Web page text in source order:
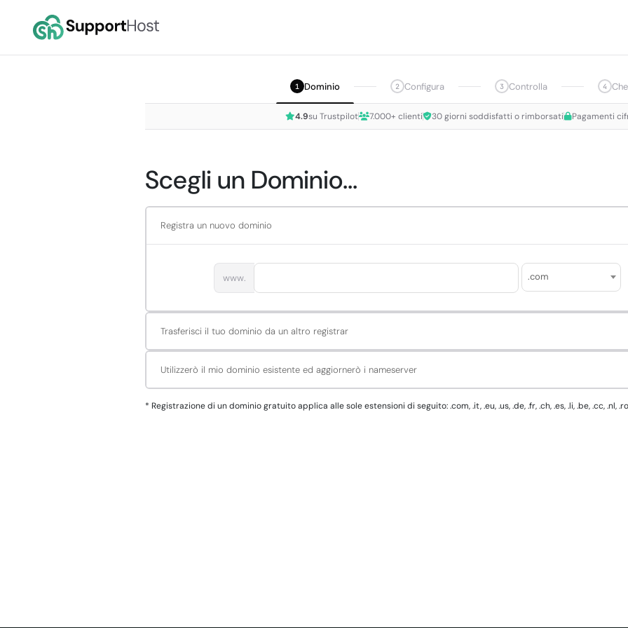
1 Dominio 2 Configura 3 Controlla 4
4.9su Trustpilot 7.000+ clienti 30 giorni soddisfatti o rimborsati Pagamenti
Scegli un Dominio...
Registra un nuovo dominio
www. .com
Trasferisci il tuo dominio da un altro registrar
Utilizzerò il mio dominio esistente ed aggiornerò i nameserver
* Registrazione di un dominio gratuito applica alle sole estensioni di seguito: .com, .it, .eu, .us, .de, .fr, .ch, .es, .li, .be, .cc, .nl, .ro